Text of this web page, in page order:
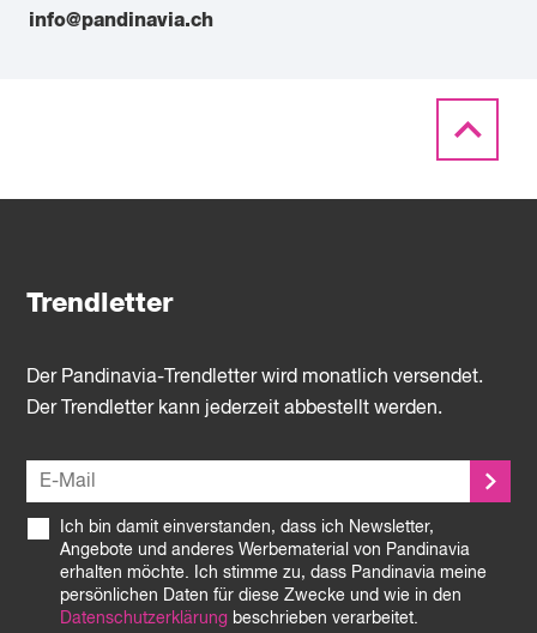
info@pandinavia.ch
Trendletter
Der Pandinavia-Trendletter wird monatlich versendet.
Der Trendletter kann jederzeit abbestellt werden.
Ich bin damit einverstanden, dass ich Newsletter,
Angebote und anderes Werbematerial von Pandinavia
erhalten möchte. Ich stimme zu, dass Pandinavia meine
persönlichen Daten für diese Zwecke und wie in den
Datenschutzerklärung beschrieben verarbeitet.